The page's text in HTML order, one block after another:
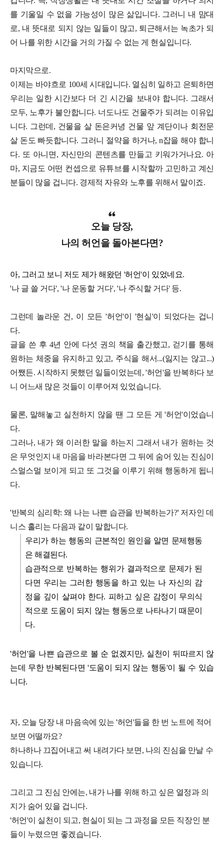
를 기울일 수 없을 가능성이 많은 삶입니다. 그러니 내 맘대
로, 내 뜻대로 되지 않는 일들이 많고, 퇴근해서는 녹초가 되
어 나를 위한 시간을 거의 가질 수 없는 게 현실입니다.
마지막으로.
이제는 바야흐로 100세 시대입니다. 열심히 일하고 은퇴하면
우리는 일한 시간보다 더 긴 시간을 보내야 합니다. 그래서
모두, 노후가 불안합니다. 너도나도 건물주가 되려는 이유입
니다. 그런데, 건물을 살 돈은커녕 건물 앞 계단이나 회전문
살 돈도 빠듯합니다. 그러니 절약을 하거나, n잡을 해야 합니
다. 또 아니면, 자신만의 콘텐츠를 만들고 키워가거나요. 아
마, 지금도 어떤 컨셉으로 유튜브를 시작할까 고민하고 계신
분들이 많을 겁니다. 경제적 자유와 노후를 위해서 말이죠.
오늘 당장,
나의 허언을 돌아본다면?
아, 그러고 보니 저도 제가 해왔던 '허언'이 있었네요.
'나 글 쓸 거다', '나 운동할 거다', '나 주식할 거다' 등.
그런데 놀라운 건, 이 모든 '허언'이 '현실'이 되었다는 겁니
다.
글을 쓴 후 4년 안에 다섯 권의 책을 출간했고, 걷기를 통해
원하는 체중을 유지하고 있고, 주식을 해서...(잃지는 않고...)
어쨌든. 시작하지 못했던 일들이었는데, '허언'을 반복하다 보
니 어느새 많은 것들이 이루어져 있었습니다.
물론, 말해놓고 실천하지 않을 땐 그 모든 게 '허언'이었습니
다.
그러나, 내가 왜 이러한 말을 하는지 그래서 내가 원하는 것
은 무엇인지 내 마음을 바라본다면 그 뒤에 숨어 있는 진심이
스멀스멀 보이게 되고 또 그것을 이루기 위해 행동하게 됩니
다.
'반복의 심리학: 왜 나는 나쁜 습관을 반복하는가?' 저자인 데
니스 홀리는 다음과 같이 말합니다.
우리가 하는 행동의 근본적인 원인을 알면 문제행동
은 해결된다.
습관적으로 반복하는 행위가 결과적으로 문제가 된
다면 우리는 그러한 행동을 하고 있는 나 자신의 감
정을 깊이 살펴야 한다. 피하고 싶은 감정이 무의식
적으로 도움이 되지 않는 행동으로 나타나기 때문이
다.
'허언'을 나쁜 습관으로 볼 순 없겠지만, 실천이 뒤따르지 않
는데 무한 반복된다면 '도움이 되지 않는 행동'이 될 수 있습
니다.
자, 오늘 당장 내 마음속에 있는 '허언'들을 한 번 노트에 적어
보면 어떨까요?
하나하나 끄집어내고 써 내려가다 보면, 나의 진심을 만날 수
있습니다.
그리고 그 진심 안에는, 내가 나를 위해 하고 싶은 열정과 의
지가 숨어 있을 겁니다.
'허언'이 실천이 되고, 현실이 되는 그 과정을 모든 직장인 분
들이 누렸으면 좋겠습니다.